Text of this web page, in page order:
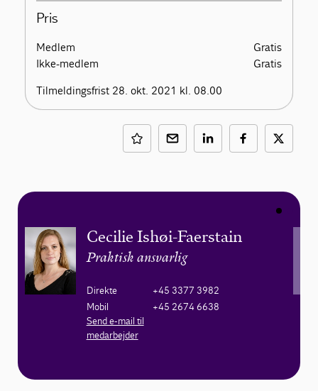
Pris
Medlem
Gratis
Ikke-medlem
Gratis
Tilmeldingsfrist 28. okt. 2021 kl. 08.00
Cecilie Ishøi-Faerstain
Praktisk ansvarlig
Direkte
+45 3377 3982
Mobil
+45 2674 6638
Send e-mail til
medarbejder